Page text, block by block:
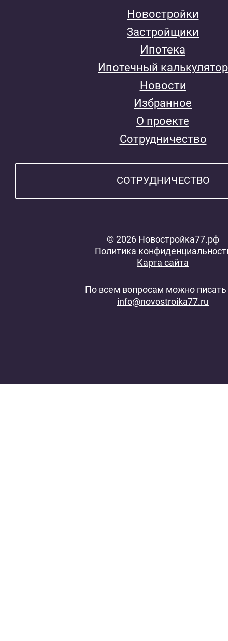
Новостройки
Застройщики
Ипотека
Ипотечный калькулятор
Новости
Избранное
О проекте
Сотрудничество
СОТРУДНИЧЕСТВО
© 2026 Новостройка77.рф
Политика
Карта сайта
По всем вопросам можно писать
info@novostroika77.ru